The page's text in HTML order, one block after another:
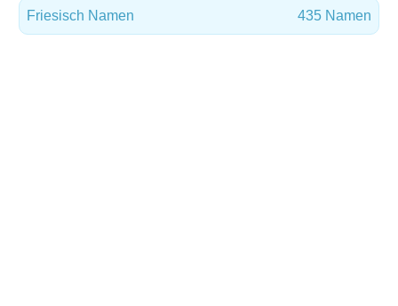
Friesisch Namen 435 Namen